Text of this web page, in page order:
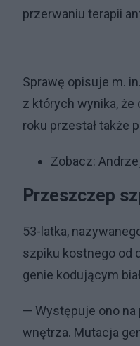
przerwaniu terapii
Sprawę opisuje m.
z których wynika,
roku przestał także
Zobacz:
Przeszczep
53-latka,
szpiku kostnego od
genie kodującym
— Występuje ono na
wnętrza. Mutacja